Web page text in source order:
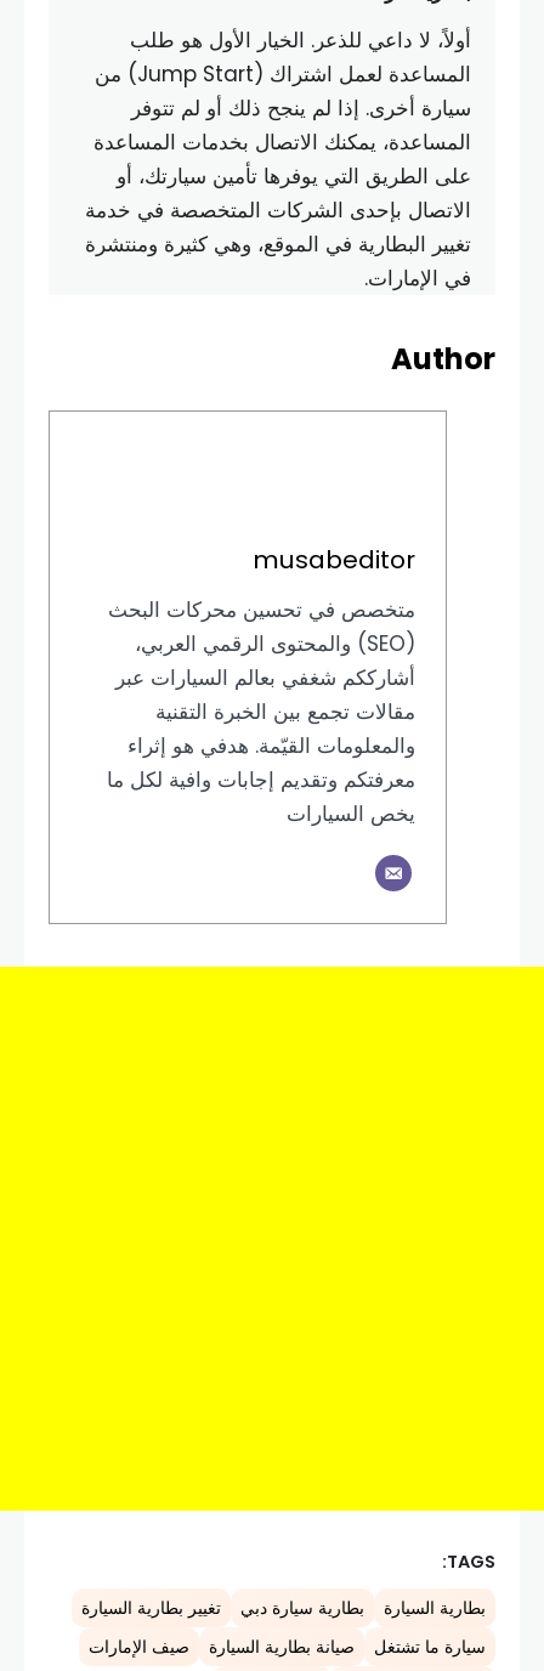
أولاً، لا داعي للذعر. الخيار الأول هو طلب
المساعدة لعمل اشتراك (Jump Start) من
سيارة أخرى. إذا لم ينجح ذلك أو لم تتوفر
المساعدة، يمكنك الاتصال بخدمات المساعدة
على الطريق التي يوفرها تأمين سيارتك، أو
الاتصال بإحدى الشركات المتخصصة في خدمة
تغيير البطارية في الموقع، وهي كثيرة ومنتشرة
في الإمارات.
Author
musabeditor
متخصص في تحسين محركات البحث
(SEO) والمحتوى الرقمي العربي،
أشارككم شغفي بعالم السيارات عبر
مقالات تجمع بين الخبرة التقنية
والمعلومات القيّمة. هدفي هو إثراء
معرفتكم وتقديم إجابات وافية لكل ما
يخص السيارات
TAGS:
بطارية السيارة
بطارية سيارة دبي
تغيير بطارية السيارة
سيارة ما تشتغل
صيانة بطارية السيارة
صيف الإمارات